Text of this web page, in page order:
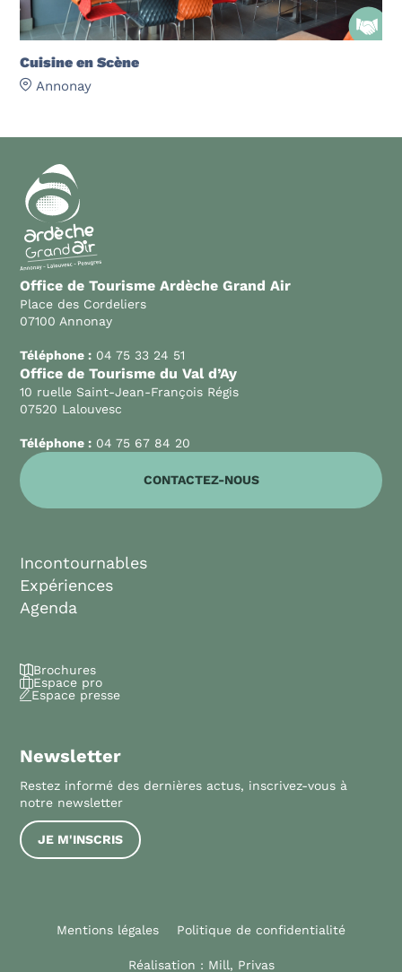
Cuisine en Scène
Annonay
Office de Tourisme Ardèche Grand Air
Place des Cordeliers
07100 Annonay
Téléphone : 04 75 33 24 51
Office de Tourisme du Val d’Ay
10 ruelle Saint-Jean-François Régis
07520 Lalouvesc
Téléphone : 04 75 67 84 20
CONTACTEZ-NOUS
Incontournables
Expériences
Agenda
Brochures
Espace pro
Espace presse
Newsletter
Restez informé des dernières actus, inscrivez-vous à
notre newsletter
JE M'INSCRIS
Mentions légales Politique de confidentialité
Réalisation : Mill, Privas